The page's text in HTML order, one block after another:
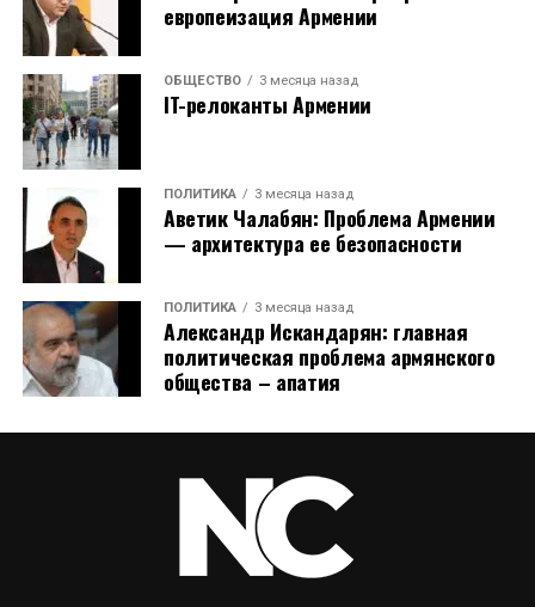
европеизация Армении
ОБЩЕСТВО 3 месяца назад
IT-релоканты Армении
ПОЛИТИКА 3 месяца назад
Аветик Чалабян: Проблема Армении
— архитектура ее безопасности
ПОЛИТИКА 3 месяца назад
Александр Искандарян: главная
политическая проблема армянского
общества – апатия